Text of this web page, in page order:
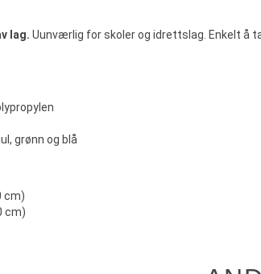
lag. Uunværlig for skoler og idrettslag. Enkelt å
grønn og blå
cm)
cm)